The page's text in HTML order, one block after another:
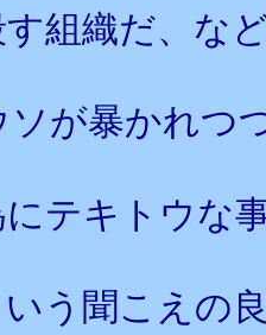
組織だ、な
が暴かれつ
テキトウな
いう聞こえの